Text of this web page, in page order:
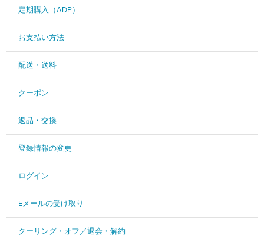
定期購入（ADP）
お支払い方法
配送・送料
クーポン
返品・交換
登録情報の変更
ログイン
Eメールの受け取り
クーリング・オフ／退会・解約